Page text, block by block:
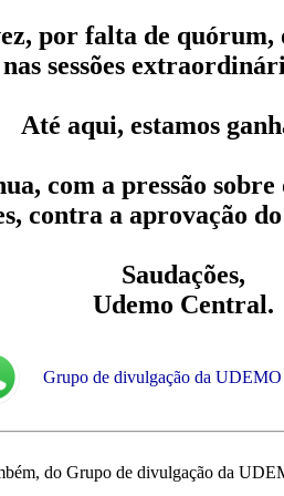
por falta de quórum,
sessões
Até aqui, estamos
com a pressão sobre
contra a aprovação
Saudações,
Udemo Central.
Grupo de divulgação da
do Grupo de divulgação da